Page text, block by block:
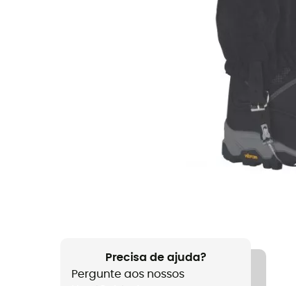
Precisa de ajuda?
Pergunte aos nossos